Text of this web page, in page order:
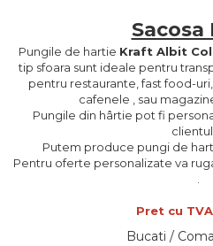
Sacosa
Pungile de hartie Kraft Albit
tip sfoara sunt ideale pentru
pentru restaurante, fast food-
cafenele , sau
Pungile din hârtie pot fi
Putem produce pungi de
Pentru oferte personalizate va
.
Pret cu
Bucati /